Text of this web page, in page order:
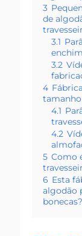
3
de
3.1
3.2
4
4.1
4.2
5 Como
6 Esta
algodão
bonecas?